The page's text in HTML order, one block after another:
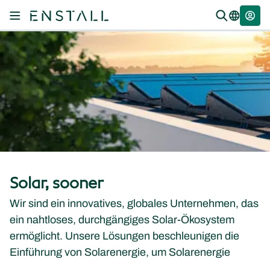
Solar, sooner
Wir sind ein innovatives, globales Unternehmen, das
ein nahtloses, durchgängiges Solar-Ökosystem
ermöglicht. Unsere Lösungen beschleunigen die
Einführung von Solarenergie, um Solarenergie